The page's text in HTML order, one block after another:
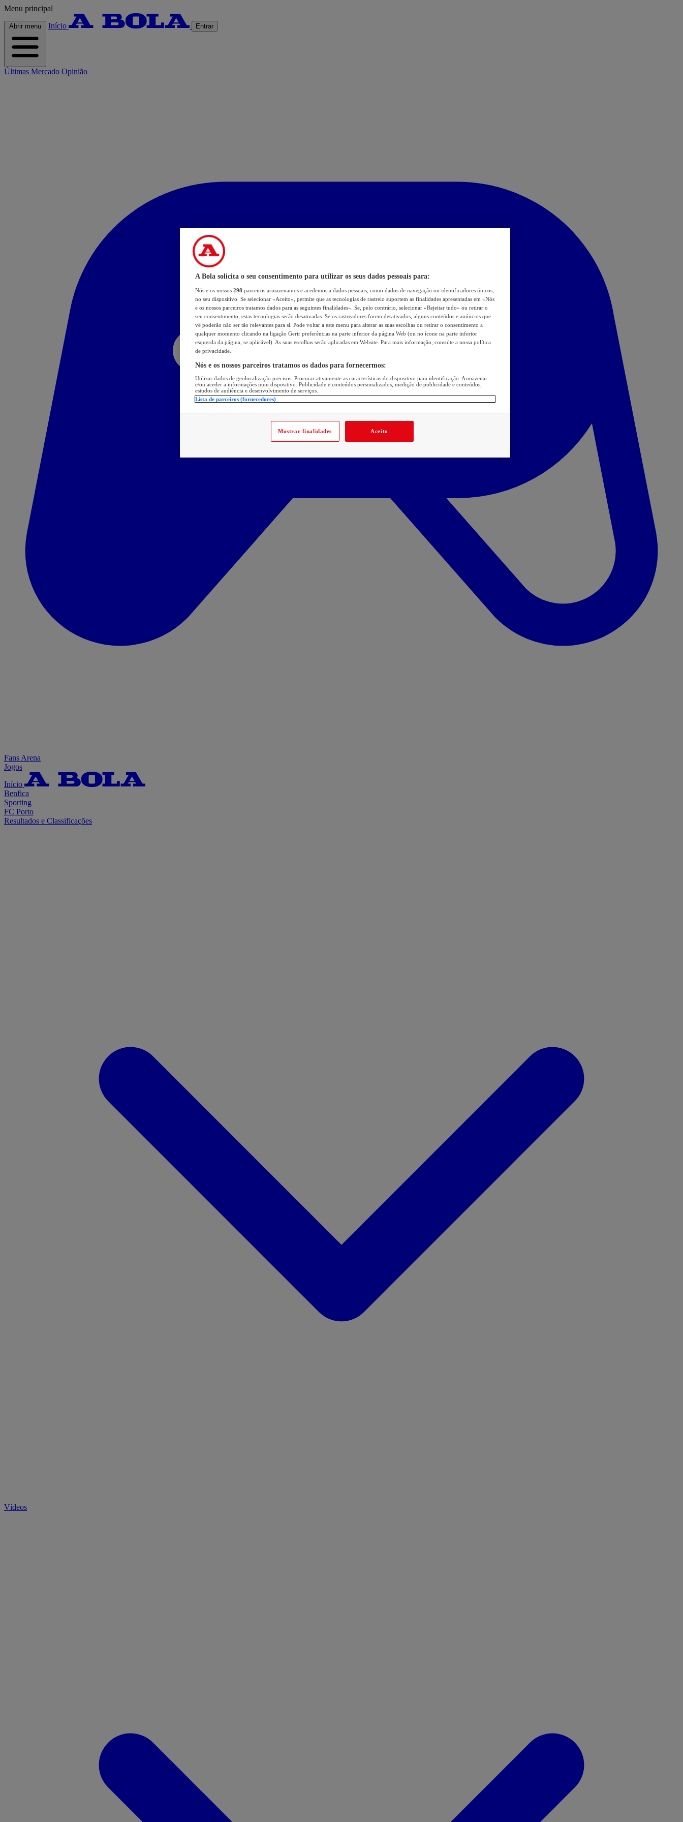
Menu principal
Abrir menu Início Entrar
Últimas Mercado Opinião
Fans Arena
Jogos
Início
Benfica
Sporting
FC Porto
Resultados e Classificações
Vídeos
A Bola solicita o seu consentimento para utilizar os seus dados pessoais para:
Nós e os nossos 298 parceiros armazenamos e acedemos a dados pessoais, como dados de navegação ou identificadores únicos,
no seu dispositivo. Se selecionar «Aceito», permite que as tecnologias de rastreio suportem as finalidades apresentadas em «Nós
e os nossos parceiros tratamos dados para as seguintes finalidades». Se, pelo contrário, selecionar «Rejeitar tudo» ou retirar o
seu consentimento, estas tecnologias serão desativadas. Se os rastreadores forem desativados, alguns conteúdos e anúncios que
vê poderão não ser tão relevantes para si. Pode voltar a este menu para alterar as suas escolhas ou retirar o consentimento a
qualquer momento clicando na ligação Gerir preferências na parte inferior da página Web (ou no ícone na parte inferior
esquerda da página, se aplicável). As suas escolhas serão aplicadas em Website. Para mais informação, consulte a nossa política
de privacidade.
Nós e os nossos parceiros tratamos os dados para fornecermos:
Utilizar dados de geolocalização precisos. Procurar ativamente as características do dispositivo para identificação. Armazenar
e/ou aceder a informações num dispositivo. Publicidade e conteúdos personalizados, medição de publicidade e conteúdos,
estudos de audiência e desenvolvimento de serviços.
Lista de parceiros (fornecedores)
Mostrar finalidades Aceito